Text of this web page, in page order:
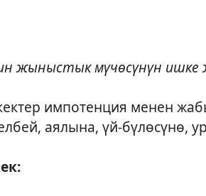
жыныстык мүчөсүнүн ишке
импотенция менен
аялына, үй-бүлөсүнө,